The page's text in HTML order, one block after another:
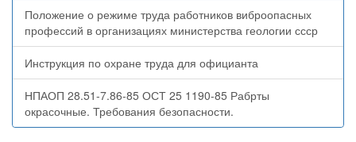
Положение о режиме труда работников виброопасных
профессий в организациях министерства геологии ссср
Инструкция по охране труда для официанта
НПАОП 28.51-7.86-85 ОСТ 25 1190-85 Рабрты
окрасочные. Требования безопасности.